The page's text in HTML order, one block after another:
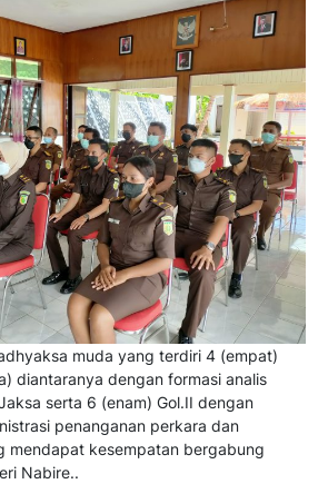
muda yang terdiri 4 (empat)
diantaranya dengan formasi analis
serta 6 (enam) Gol.II dengan
penanganan perkara dan
mendapat kesempatan bergabung
Nabire..